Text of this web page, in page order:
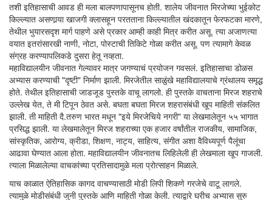
तशी इतिहासाची आवड ही मला बालपणापासूनच होती. शालेय जीवनात मिरजेच्या भुईकोट
किल्ल्यात असणार्‍या खाजगी क्लासहून परतताना किल्ल्यातील खंदकातून फेरफटका मारणे,
तेथील भुयारसदृश मार्ग पाहणे असे प्रकार आम्ही काही मित्र करीत असू. त्या अजाणत्या
वयात इतरांसारखी नाणी, नोटा, पोस्टाची तिकिटे गोळा करीत असू. पण त्यामागे केवळ
संग्रह करण्यापलिकडे दुसरा हेतू नव्हता.
महाविद्यालयीन जीवनात गेल्यावर मात्र जगण्याचं प्रयोजन गवसलं. इतिहासाचा डोळस
अभ्यास करण्याची "दृष्टी" निर्माण झाली. मिरजेतील साळुंखे महाविद्यालयाचे ग्रंथालय समृद्ध
होते. तेथील इतिहासाची जाडजूड पुस्तके वाचू लागलो. ही पुस्तके वाचताना मिरज शहराचे
उल्लेख येत, ते मी टिपून ठेवत असे. बघता बघता मिरज शहरासंबंधी खूप माहिती संकलित
झाली. ती माहिती दै.तरुण भारत मधून "इये मिरजेचिये नगरी" या लेखमालेतून ५५ भागात
प्रसिद्ध झाली. या लेखमालेतून मिरज शहराच्या एक हजार वर्षांतील राजकीय, सामाजिक,
सांस्कृतिक, आरोग्य, क्रीडा, शिक्षण, नाट्य, साहित्य, संगीत अशा वैविध्यपूर्ण पैलूंचा
आढावा घेण्यात आला होता. महाविद्यालयीन जीवनातच लिहिलेली ही लेखमाला खूप गाजली.
त्याला मिळालेल्या वाचकांच्या प्रतिसादामुळे मला प्रोत्साहन मिळाले.
याच काळात ऐतिहासिक कागद वाचण्यासाठी मोडी लिपी शिकणे गरजेचे वाटू लागले.
त्यामुळे मोडीसंबंधी जुनी पुस्तके आणि माहिती गोळा केली. त्याद्वारे घरीच अभ्यास सुरु